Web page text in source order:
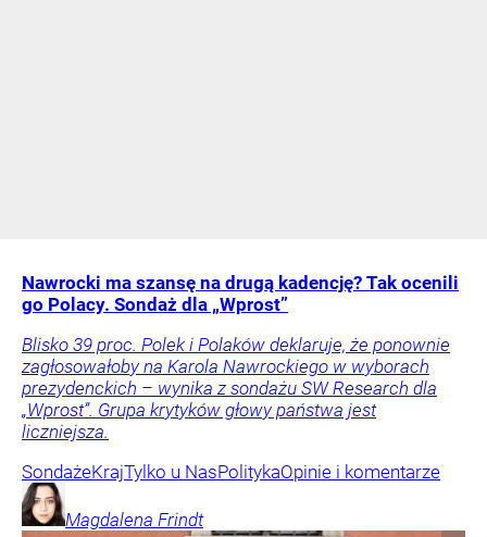
Nawrocki ma szansę na drugą kadencję? Tak ocenili
go Polacy. Sondaż dla „Wprost”
Blisko 39 proc. Polek i Polaków deklaruje, że ponownie
zagłosowałoby na Karola Nawrockiego w wyborach
prezydenckich – wynika z sondażu SW Research dla
„Wprost”. Grupa krytyków głowy państwa jest
liczniejsza.
SondażeKrajTylko u NasPolitykaOpinie i komentarze
Magdalena Frindt